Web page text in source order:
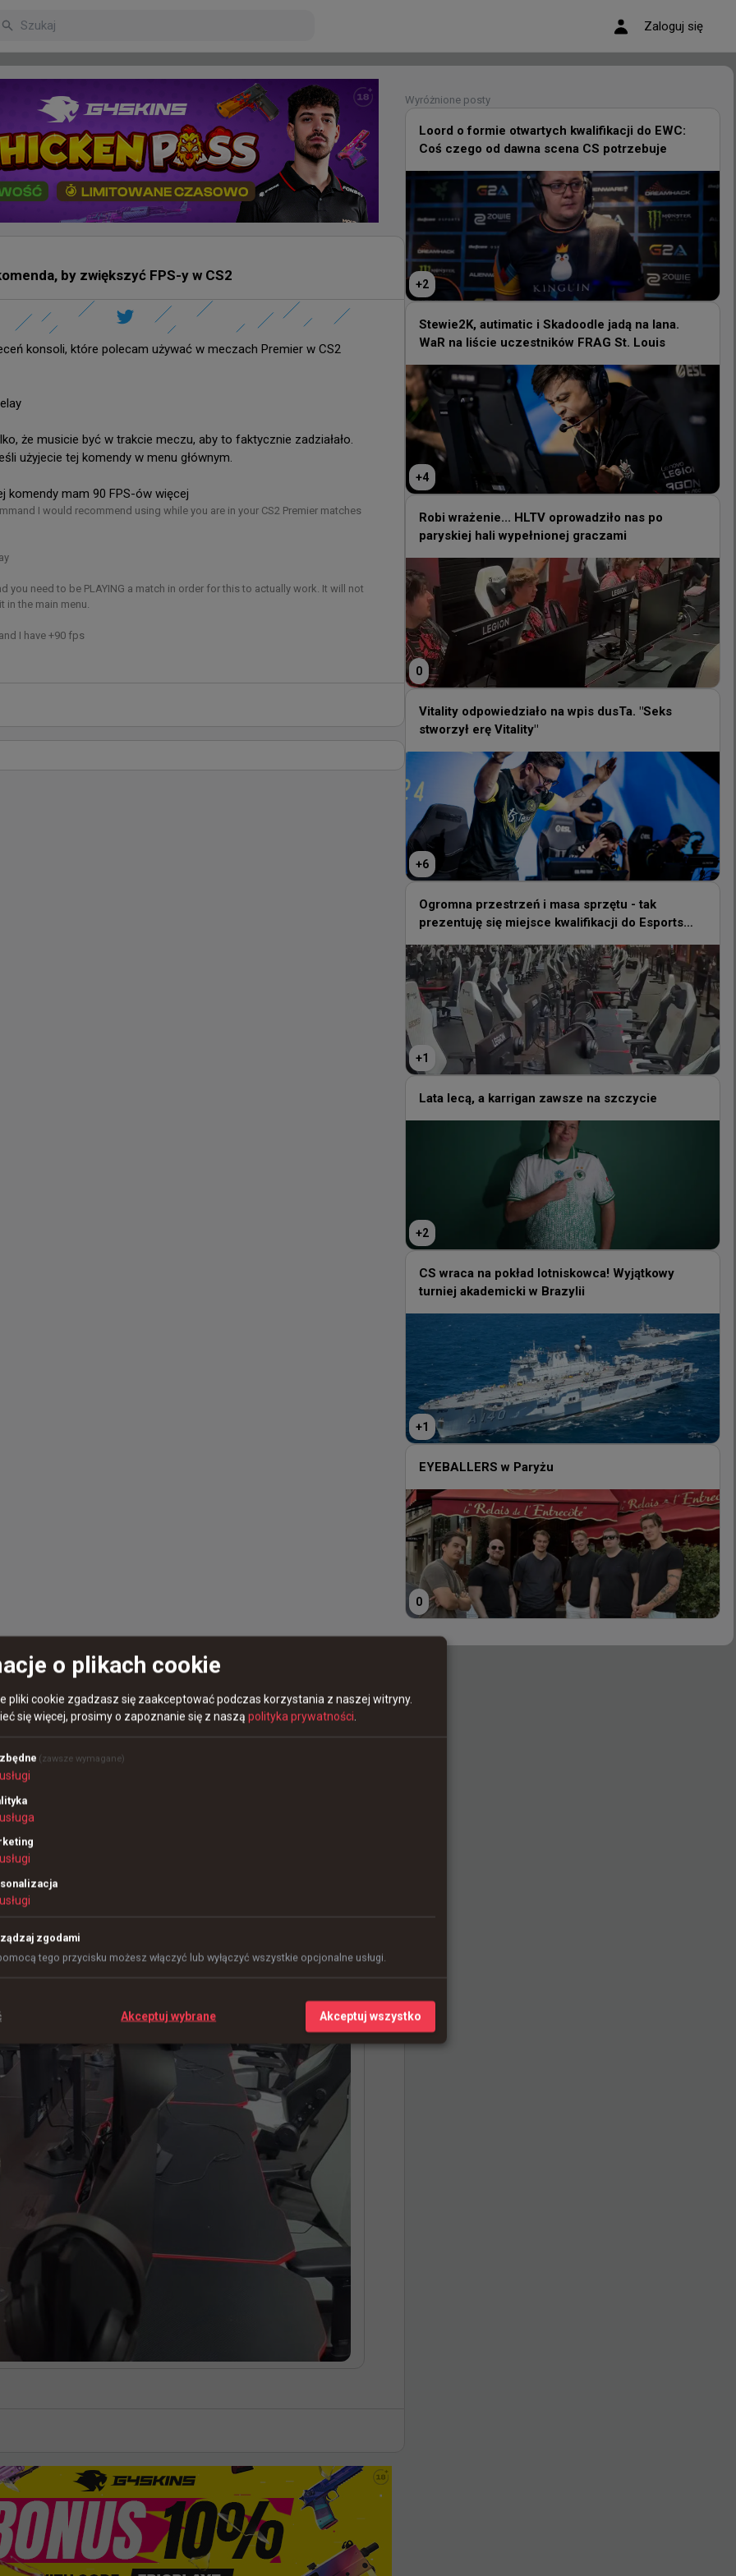
Zaloguj się
oprowadziło nas po paryskiej hali wypełnionej graczami
DENDELE, 1win, BIG i inne czołowe drużyny są gotowe, by
Loord o formie otwartych kwalifikacji do EWC:
Coś czego od dawna scena CS potrzebuje
+2
Stewie2K, autimatic i Skadoodle jadą na lana.
Robi wrażenie... HLTV oprowadziło nas po
paryskiej hali wypełnionej graczami
0
Vitality odpowiedziało na wpis dusTa. "Seks
stworzył erę Vitality"
+
Ogromna przestrzeń i masa sprzętu - tak
prezentuję się miejsce kwalifikacji do Esports
World Cup
Lata lecą, a karrigan zawsze na szczycie
CS wraca na pokład lotniskowca! Wyjątkowy
turniej akademicki w Brazylii
1
EYEBALLERS w Paryżu
0
by zwiększyć FPS-y w CS2
konsoli, które polecam używać w meczach Premier w CS2
że musicie być w trakcie meczu, aby to faktycznie zadziałało.
użyjecie tej komendy w menu głównym.
komendy mam 90 FPS-ów więcej
I would recommend using while you are in your CS2 Premier matches
you need to be PLAYING a match in order for this to actually work. It will not
in the main menu.
I have +90 fps
Wyróżnione posty
Loord o formie otwartych kwalifikacji do EWC:
Coś czego od dawna scena CS potrzebuje
+2
Stewie2K, autimatic i Skadoodle jadą na lana.
WaR na liście uczestników FRAG St. Louis
+4
Robi wrażenie... HLTV oprowadziło nas po
paryskiej hali wypełnionej graczami
0
Vitality odpowiedziało na wpis dusTa. "Seks
stworzył erę Vitality"
+6
Ogromna przestrzeń i masa sprzętu - tak
prezentuję się miejsce kwalifikacji do Esports
+1
Lata lecą, a karrigan zawsze na szczycie
+2
CS wraca na pokład lotniskowca! Wyjątkowy
turniej akademicki w Brazylii
+1
EYEBALLERS w Paryżu
0
o plikach cookie
pliki cookie zgadzasz się zaakceptować podczas korzystania z naszej witryny.
się więcej, prosimy o zapoznanie się z naszą polityka prywatności
(zawsze wymagane)
usługi
usługa
usługi
usługi
zgodami
tego przycisku możesz włączyć lub wyłączyć wszystkie opcjonalne usługi.
Akceptuj wybrane Akceptuj wszystko